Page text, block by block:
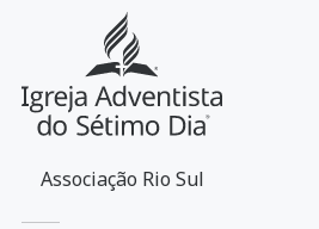
Associação Rio Sul